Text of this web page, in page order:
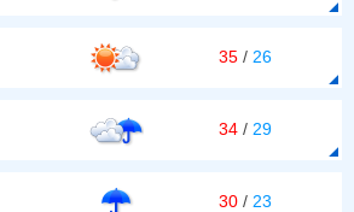
35 / 26
34 / 29
30 / 23